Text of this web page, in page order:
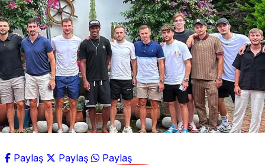
Paylaş Paylaş Paylaş